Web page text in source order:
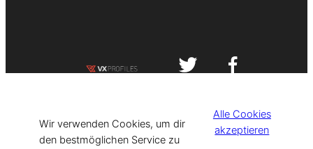
[current_year] VISIT-X. Made with
Wir verwenden Cookies, um dir
den bestmöglichen Service zu
Alle Cookies
akzeptieren